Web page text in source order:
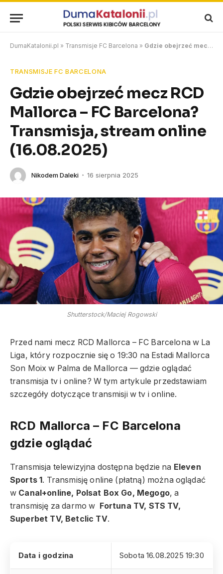
DumaKatalonii.pl » Transmisje FC Barcelona » Gdzie obejrzeć mecz RCD Mallorca – FC Barcelona? Transmisja, stream online (16.08.2025)
TRANSMISJE FC BARCELONA
Gdzie obejrzeć mecz RCD
Mallorca – FC Barcelona?
Transmisja, stream online
(16.08.2025)
Nikodem Daleki 16 sierpnia 2025
Shutterstock/Maciej Rogowski
Przed nami mecz RCD Mallorca – FC Barcelona w La
Liga, który rozpocznie się o 19:30 na Estadi Mallorca
Son Moix w Palma de Mallorca — gdzie oglądać
transmisja tv i online? W tym artykule przedstawiam
szczegóły dotyczące transmisji w tv i online.
RCD Mallorca – FC Barcelona
gdzie oglądać
Transmisja telewizyjna dostępna będzie na Eleven
Sports 1. Transmisję online (płatną) można oglądać
w Canal+online, Polsat Box Go, Megogo, a
transmisję za darmo w Fortuna TV, STS TV,
Superbet TV, Betclic TV.
Data i godzina Sobota 16.08.2025 19:30